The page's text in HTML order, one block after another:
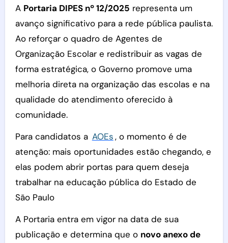
A Portaria DIPES nº 12/2025 representa um
avanço significativo para a rede pública paulista.
Ao reforçar o quadro de Agentes de
Organização Escolar e redistribuir as vagas de
forma estratégica, o Governo promove uma
melhoria direta na organização das escolas e na
qualidade do atendimento oferecido à
comunidade.
Para candidatos a AOEs, o momento é de
atenção: mais oportunidades estão chegando, e
elas podem abrir portas para quem deseja
trabalhar na educação pública do Estado de
São Paulo
A Portaria entra em vigor na data de sua
publicação e determina que o novo anexo de